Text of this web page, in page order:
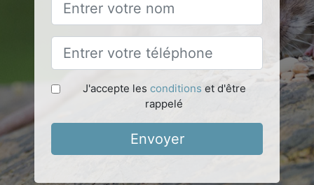
J'accepte les conditions et d'être
rappelé
Envoyer